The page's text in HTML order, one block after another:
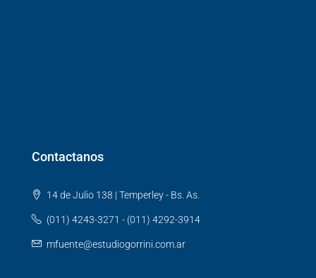
Contactanos
14 de Julio 138 | Temperley - Bs. As.
(011) 4243-3271 - (011) 4292-3914
mfuente@estudiogorrini.com.ar